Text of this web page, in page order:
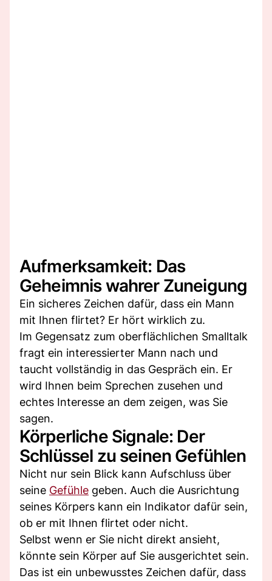
Aufmerksamkeit: Das
Geheimnis wahrer Zuneigung
Ein sicheres Zeichen dafür, dass ein Mann
mit Ihnen flirtet? Er hört wirklich zu.
Im Gegensatz zum oberflächlichen Smalltalk
fragt ein interessierter Mann nach und
taucht vollständig in das Gespräch ein. Er
wird Ihnen beim Sprechen zusehen und
echtes Interesse an dem zeigen, was Sie
sagen.
Körperliche Signale: Der
Schlüssel zu seinen Gefühlen
Nicht nur sein Blick kann Aufschluss über
seine Gefühle geben. Auch die Ausrichtung
seines Körpers kann ein Indikator dafür sein,
ob er mit Ihnen flirtet oder nicht.
Selbst wenn er Sie nicht direkt ansieht,
könnte sein Körper auf Sie ausgerichtet sein.
Das ist ein unbewusstes Zeichen dafür, dass